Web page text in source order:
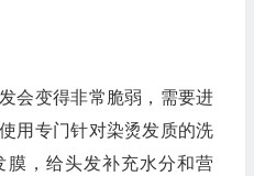
会变得非常脆弱，需要进
用专门针对染烫发质的洗
膜，给头发补充水分和营